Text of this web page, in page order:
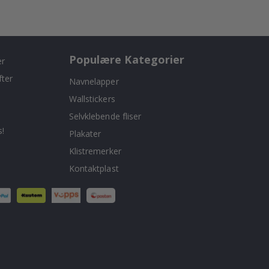
Populære Kategorier
Navnelapper
Wallstickers
Selvklebende fliser
Plakater
Klistremerker
Kontaktplast